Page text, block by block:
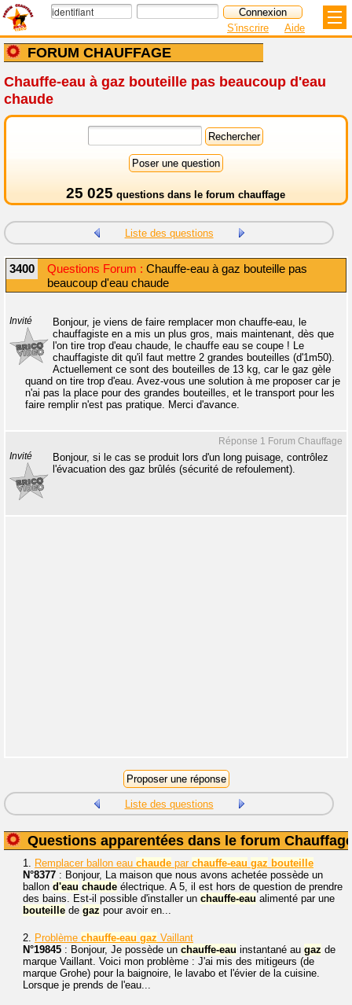
FORUM CHAUFFAGE
S'inscrire Aide
Chauffe-eau à gaz bouteille pas beaucoup d'eau
chaude
25 025 questions dans le forum chauffage
Liste des questions
3400 Questions Forum : Chauffe-eau à gaz bouteille pas
beaucoup d'eau chaude
Invité
Bonjour, je viens de faire remplacer mon chauffe-eau, le
chauffagiste en a mis un plus gros, mais maintenant, dès que
l'on tire trop d'eau chaude, le chauffe eau se coupe ! Le
chauffagiste dit qu'il faut mettre 2 grandes bouteilles (d'1m50).
Actuellement ce sont des bouteilles de 13 kg, car le gaz gèle
quand on tire trop d'eau. Avez-vous une solution à me proposer car je
n'ai pas la place pour des grandes bouteilles, et le transport pour les
faire remplir n'est pas pratique. Merci d'avance.
Réponse 1 Forum Chauffage
Invité
Bonjour, si le cas se produit lors d'un long puisage, contrôlez
l'évacuation des gaz brûlés (sécurité de refoulement).
Liste des questions
Questions apparentées dans le forum
1. Remplacer ballon eau chaude par chauffe-eau gaz bouteille
N°8377 : Bonjour, La maison que nous avons achetée possède un
ballon d'eau chaude électrique. A 5, il est hors de question de prendre
des bains. Est-il possible d'installer un chauffe-eau alimenté par une
bouteille de gaz pour avoir en...
2. Problème chauffe-eau gaz Vaillant
N°19845 : Bonjour, Je possède un chauffe-eau instantané au gaz de
marque Vaillant. Voici mon problème : J'ai mis des mitigeurs (de
marque Grohe) pour la baignoire, le lavabo et l'évier de la cuisine.
Lorsque je prends de l'eau...